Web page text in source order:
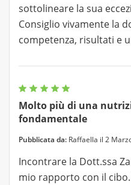
sottolineare la sua
Consiglio vivamente la
competenza, risultati e
Molto più di una
fondamentale
Pubblicata da: Raffaella il 2
Incontrare la Dott.ssa
mio rapporto con il